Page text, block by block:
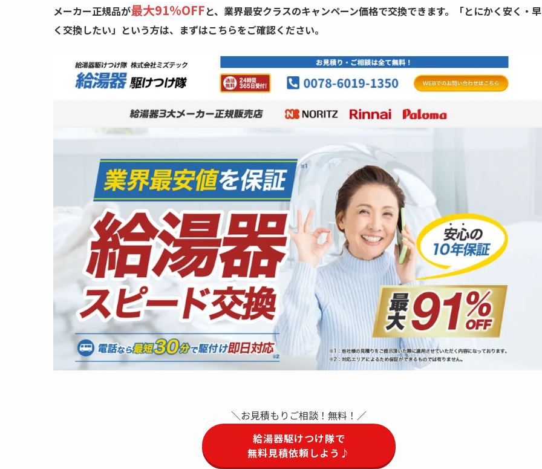
メーカー正規品が最大91％OFFと、業界最安クラスのキャンペーン価格で交換できます。「とにかく安く・早
く交換したい」という方は、まずはこちらをご確認ください。
＼お見積もりご相談！無料！／
給湯器駆けつけ隊で
無料見積依頼しよう♪